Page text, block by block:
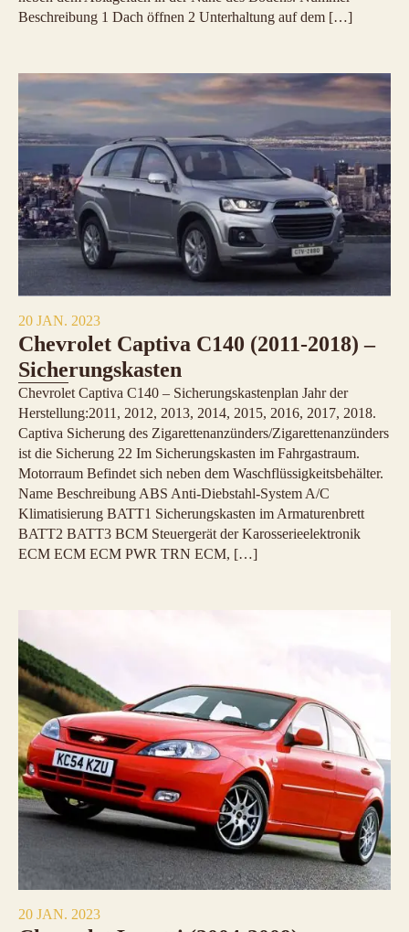
Beschreibung 1 Dach öffnen 2 Unterhaltung auf dem […]
20 JAN. 2023
Chevrolet Captiva C140 (2011-2018) –
Sicherungskasten
Chevrolet Captiva C140 – Sicherungskastenplan Jahr der
Herstellung:2011, 2012, 2013, 2014, 2015, 2016, 2017, 2018.
Captiva Sicherung des Zigarettenanzünders/Zigarettenanzünders
ist die Sicherung 22 Im Sicherungskasten im Fahrgastraum.
Motorraum Befindet sich neben dem Waschflüssigkeitsbehälter.
Name Beschreibung ABS Anti-Diebstahl-System A/C
Klimatisierung BATT1 Sicherungskasten im Armaturenbrett
BATT2 BATT3 BCM Steuergerät der Karosserieelektronik
ECM ECM ECM PWR TRN ECM, […]
20 JAN. 2023